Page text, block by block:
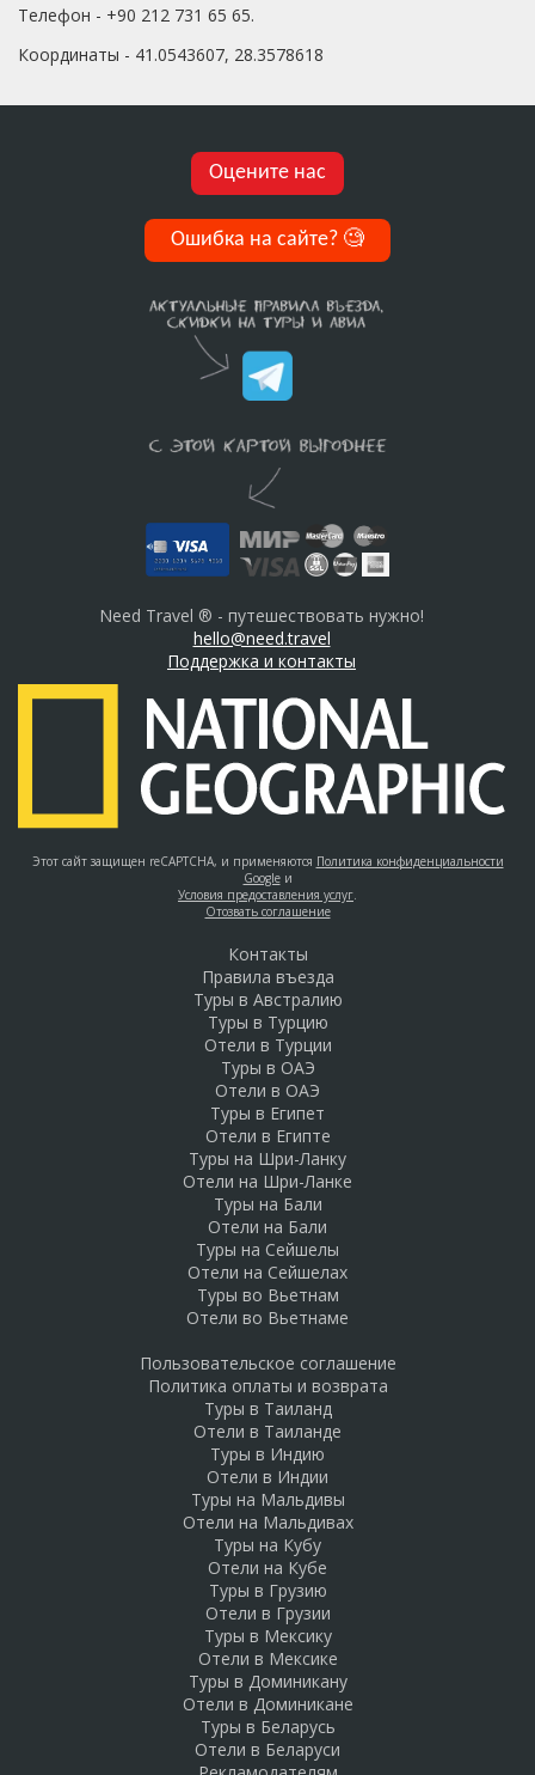
Телефон - +90 212 731 65 65.
Координаты - 41.0543607, 28.3578618
Оцените нас
Ошибка на сайте? 🧐
Need Travel ® - путешествовать нужно!
hello@need.travel
Поддержка и контакты
Этот сайт защищен reCAPTCHA, и применяются Политика конфиденциальности
Googleи
Условия предоставления услуг.
Отозвать соглашение
Контакты
Правила въезда
Туры в Австралию
Туры в Турцию
Отели в Турции
Туры в ОАЭ
Отели в ОАЭ
Туры в Египет
Отели в Египте
Туры на Шри-Ланку
Отели на Шри-Ланке
Туры на Бали
Отели на Бали
Туры на Сейшелы
Отели на Сейшелах
Туры во Вьетнам
Отели во Вьетнаме
Пользовательское соглашение
Политика оплаты и возврата
Туры в Таиланд
Отели в Таиланде
Туры в Индию
Отели в Индии
Туры на Мальдивы
Отели на Мальдивах
Туры на Кубу
Отели на Кубе
Туры в Грузию
Отели в Грузии
Туры в Мексику
Отели в Мексике
Туры в Доминикану
Отели в Доминикане
Туры в Беларусь
Отели в Беларуси